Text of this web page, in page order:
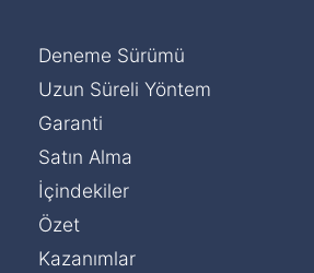
Deneme Sürümü
Uzun Süreli Yöntem
Garanti
Satın Alma
İçindekiler
Özet
Kazanımlar